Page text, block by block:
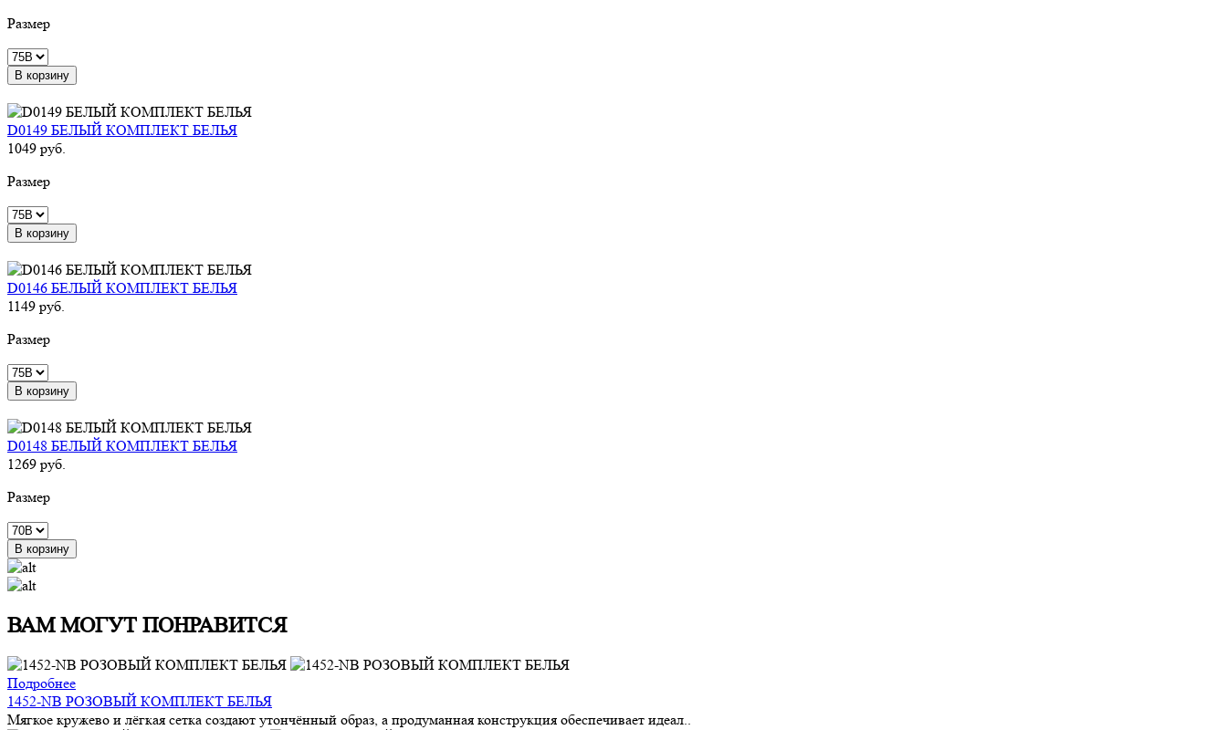
Размер
В корзину
D0149 БЕЛЫЙ КОМПЛЕКТ БЕЛЬЯ
1049 руб.
Размер
В корзину
D0146 БЕЛЫЙ КОМПЛЕКТ БЕЛЬЯ
1149 руб.
Размер
В корзину
D0148 БЕЛЫЙ КОМПЛЕКТ БЕЛЬЯ
1269 руб.
Размер
В корзину
ВАМ МОГУТ ПОНРАВИТСЯ
Подробнее
1452-NB РОЗОВЫЙ КОМПЛЕКТ БЕЛЬЯ
Мягкое кружево и лёгкая сетка создают утончённый образ, а продуманная конструкция обеспечивает идеал..